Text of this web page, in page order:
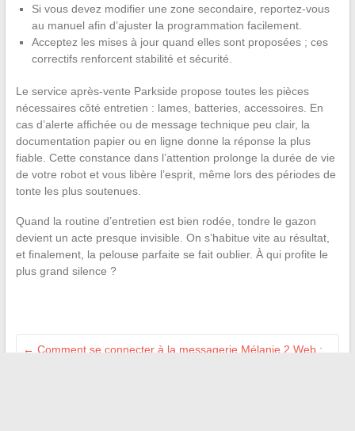
Si vous devez modifier une zone secondaire, reportez-vous
au manuel afin d’ajuster la programmation facilement.
Acceptez les mises à jour quand elles sont proposées ; ces
correctifs renforcent stabilité et sécurité.
Le service après-vente Parkside propose toutes les pièces
nécessaires côté entretien : lames, batteries, accessoires. En
cas d’alerte affichée ou de message technique peu clair, la
documentation papier ou en ligne donne la réponse la plus
fiable. Cette constance dans l’attention prolonge la durée de vie
de votre robot et vous libère l’esprit, même lors des périodes de
tonte les plus soutenues.
Quand la routine d’entretien est bien rodée, tondre le gazon
devient un acte presque invisible. On s’habitue vite au résultat,
et finalement, la pelouse parfaite se fait oublier. À qui profite le
plus grand silence ?
← Comment se connecter à la messagerie Mélanie 2 Web :